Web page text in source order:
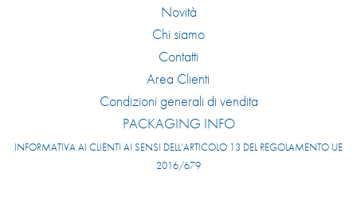
Novità
Chi siamo
Contatti
Area Clienti
Condizioni generali di vendita
PACKAGING INFO
INFORMATIVA AI CLIENTI AI SENSI DELL’ARTICOLO 13 DEL REGOLAMENTO UE
2016/679